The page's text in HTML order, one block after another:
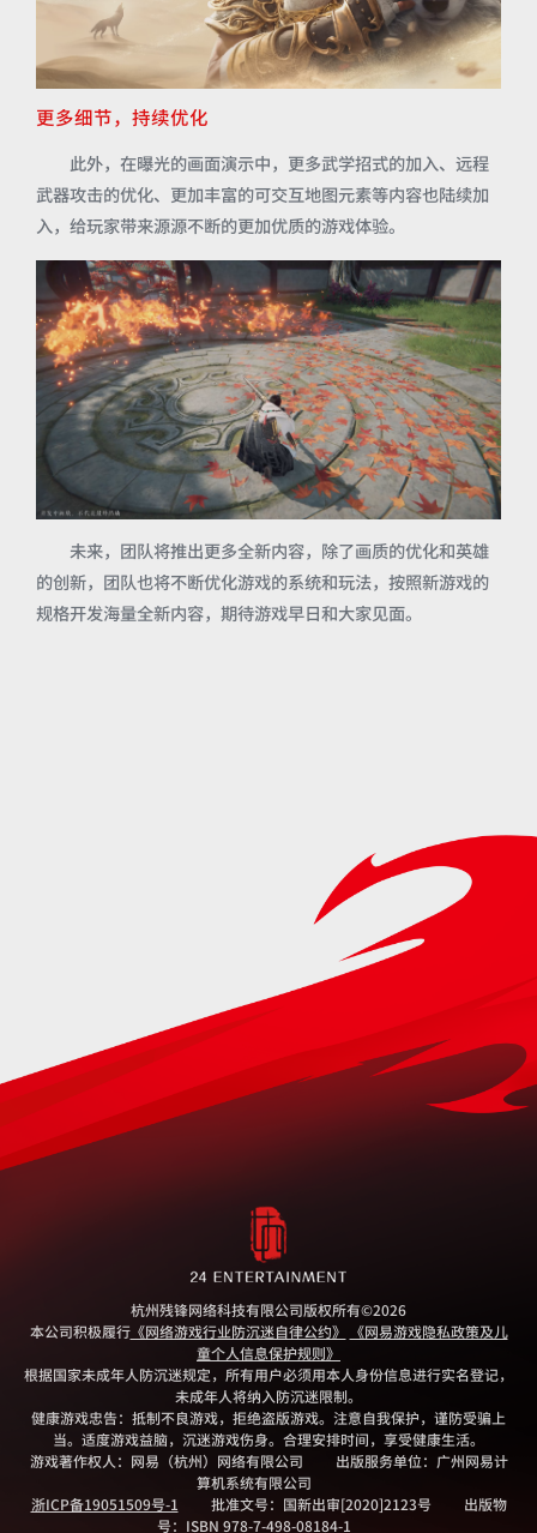
更多细节，持续优化
此外，在曝光的画面演示中，更多武学招式的加入、远程
武器攻击的优化、更加丰富的可交互地图元素等内容也陆续加
入，给玩家带来源源不断的更加优质的游戏体验。
未来，团队将推出更多全新内容，除了画质的优化和英雄
的创新，团队也将不断优化游戏的系统和玩法，按照新游戏的
规格开发海量全新内容，期待游戏早日和大家见面。
杭州残锋网络科技有限公司版权所有©2026
本公司积极履行《网络游戏行业防沉迷自律公约》
《网易游戏隐私政策及儿
童个人信息保护规则》
根据国家未成年人防沉迷规定，所有用户必须用本人身份信息进行实名登记，
未成年人将纳入防沉迷限制。
健康游戏忠告：抵制不良游戏，拒绝盗版游戏。注意自我保护，谨防受骗上
当。适度游戏益脑，沉迷游戏伤身。合理安排时间，享受健康生活。
游戏著作权人：网易（杭州）网络有限公司
出版服务单位：广州网易计
算机系统有限公司
浙ICP备19051509号-1
批准文号：国新出审[2020]2123号
出版物
号：ISBN 978-7-498-08184-1